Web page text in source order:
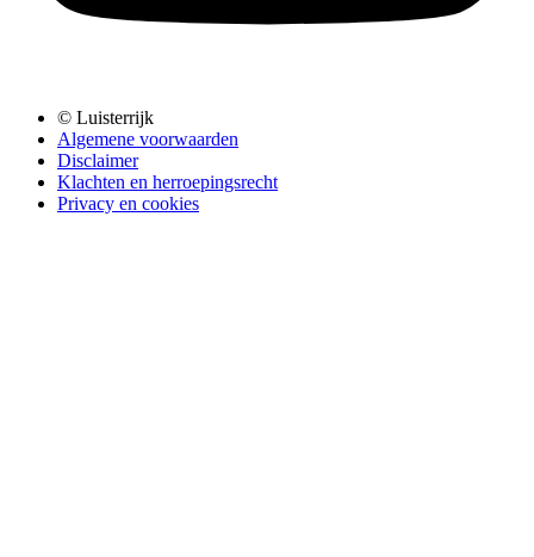
© Luisterrijk
Algemene voorwaarden
Disclaimer
Klachten en herroepingsrecht
Privacy en cookies